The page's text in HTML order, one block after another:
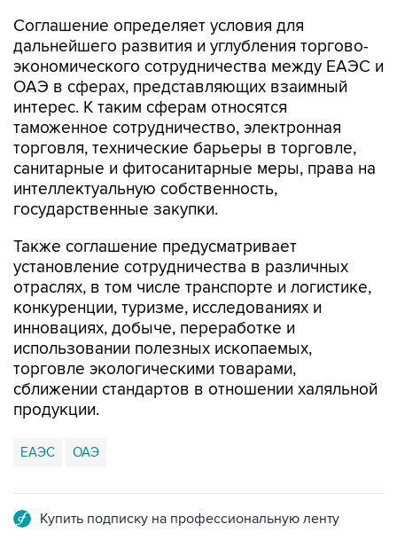
Соглашение определяет условия для
дальнейшего развития и углубления торгово-
экономического сотрудничества между ЕАЭС и
ОАЭ в сферах, представляющих взаимный
интерес. К таким сферам относятся
таможенное сотрудничество, электронная
торговля, технические барьеры в торговле,
санитарные и фитосанитарные меры, права на
интеллектуальную собственность,
государственные закупки.
Также соглашение предусматривает
установление сотрудничества в различных
отраслях, в том числе транспорте и логистике,
конкуренции, туризме, исследованиях и
инновациях, добыче, переработке и
использовании полезных ископаемых,
торговле экологическими товарами,
сближении стандартов в отношении халяльной
продукции.
ЕАЭС ОАЭ
Купить подписку на профессиональную ленту